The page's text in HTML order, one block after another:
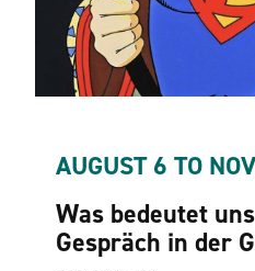
AUGUST 6 TO
Was bedeutet
Gespräch in der